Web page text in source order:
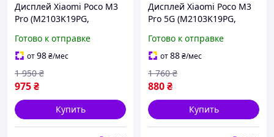
Дисплей Xiaomi Poco M3
Pro (M2103K19PG,
оригинального качества,
экран на Ксиоми Поко М3
Про
Готово к отправке
от98₴/мес
975₴
1 950 ₴
Купить
Дисплей Xiaomi Poco M3
Pro 5G (M2103K19PG,
оригинального качества,
экран на Ксиоми Поко М3
Про
Готово к отправке
от88₴/мес
880₴
1 760 ₴
Купить